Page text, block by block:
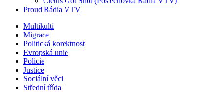
Proud Rádia VTV
Sub
menu
Multikulti
Migrace
Politická korektnost
Evropská unie
Policie
Justice
Sociální věci
Střední třída